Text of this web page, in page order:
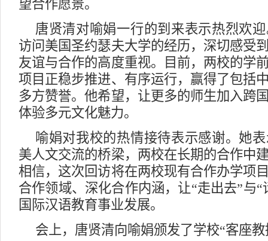
望合作愿景。
唐贤清对喻娟一行的到来表示热烈欢
访问美国圣约瑟夫大学的经历，深切感受
友谊与合作的高度重视。目前，两校的学
项目正稳步推进、有序运行，赢得了包括
多方赞誉。他希望，让更多的师生加入跨
体验多元文化魅力。
喻娟对我校的热情接待表示感谢。她
美人文交流的桥梁，两校在长期的合作中
相信，这次回访将在两校现有合作办学项
合作领域、深化合作内涵，让“走出去”与
国际汉语教育事业发展。
会上，唐贤清向喻娟颁发了学校“客座